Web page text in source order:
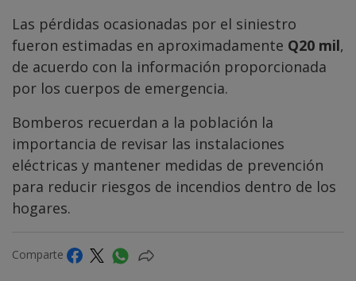
Las pérdidas ocasionadas por el siniestro
fueron estimadas en aproximadamente Q20 mil,
de acuerdo con la información proporcionada
por los cuerpos de emergencia.
Bomberos recuerdan a la población la
importancia de revisar las instalaciones
eléctricas y mantener medidas de prevención
para reducir riesgos de incendios dentro de los
hogares.
Comparte